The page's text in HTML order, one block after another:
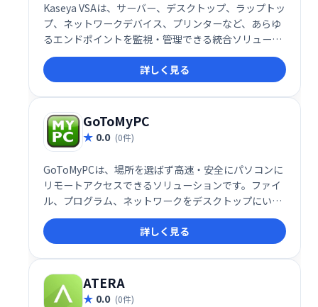
Kaseya VSAは、サーバー、デスクトップ、ラップトッ
プ、ネットワークデバイス、プリンターなど、あらゆ
るエンドポイントを監視・管理できる統合ソリューシ
ョンです。 高度な機能でITインフラ全体を効率的に制
御し、運用コスト削減とセキュリティ強化を実現しま
す。
詳しく見る
GoToMyPC
0.0 (0件)
GoToMyPCは、場所を選ばず高速・安全にパソコンに
リモートアクセスできるソリューションです。ファイ
ル、プログラム、ネットワークをデスクトップにいる
かのように操作でき、業務効率化を支援します。場所
を選ばず、いつでもどこでも安全にパソコンにアクセ
スしたい方におすすめです。
詳しく見る
ATERA
0.0 (0件)